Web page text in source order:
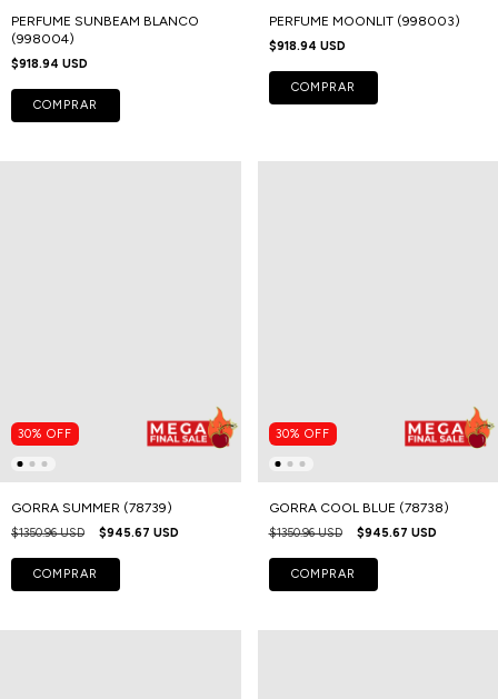
PERFUME SUNBEAM BLANCO
(998004)
$918.94 USD
COMPRAR
PERFUME MOONLIT (998003)
$918.94 USD
COMPRAR
30% OFF
GORRA SUMMER (78739)
$1350.96 USD $945.67 USD
COMPRAR
30% OFF
GORRA COOL BLUE (78738)
$1350.96 USD $945.67 USD
COMPRAR